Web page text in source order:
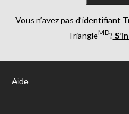
Vous n’avez pas d’identifiant
TriangleMD?
Aide